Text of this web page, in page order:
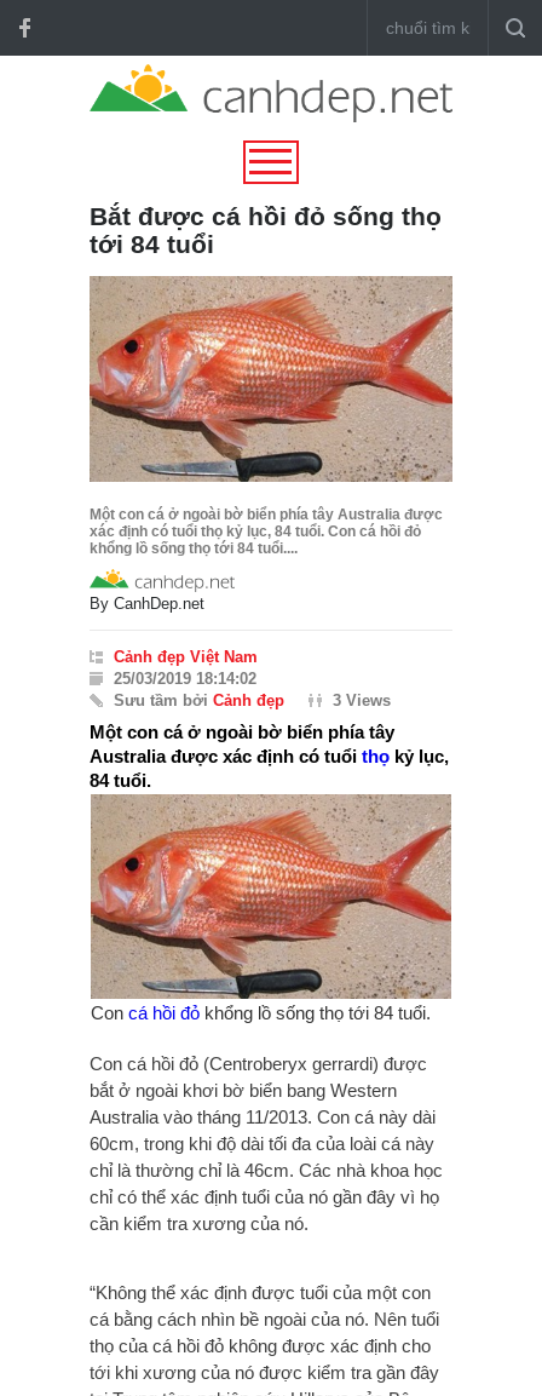
Bắt được cá hồi đỏ sống thọ
tới 84 tuổi
Một con cá ở ngoài bờ biển phía tây Australia được
xác định có tuổi thọ kỷ lục, 84 tuổi. Con cá hồi đỏ
khổng lồ sống thọ tới 84 tuổi....
By CanhDep.net
Cảnh đẹp Việt Nam
25/03/2019 18:14:02
Sưu tầm bởi Cảnh đẹp 3 Views
Một con cá ở ngoài bờ biển phía tây
Australia được xác định có tuổi thọ kỷ lục,
84 tuổi.
Con cá hồi đỏ khổng lồ sống thọ tới 84 tuổi.
Con cá hồi đỏ (Centroberyx gerrardi) được
bắt ở ngoài khơi bờ biển bang Western
Australia vào tháng 11/2013. Con cá này dài
60cm, trong khi độ dài tối đa của loài cá này
chỉ là thường chỉ là 46cm. Các nhà khoa học
chỉ có thể xác định tuổi của nó gần đây vì họ
cần kiểm tra xương của nó.
“Không thể xác định được tuổi của một con
cá bằng cách nhìn bề ngoài của nó. Nên tuổi
thọ của cá hồi đỏ không được xác định cho
tới khi xương của nó được kiểm tra gần đây